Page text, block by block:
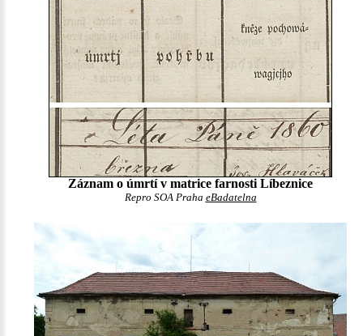
Záznam o úmrtí v matrice farnosti Líbeznice
Repro SOA Praha eBadatelna